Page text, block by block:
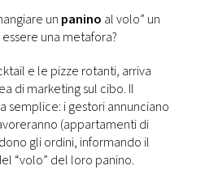
un panino al volo” un
una metafora?
e le pizze rotanti, arriva
di marketing sul cibo. Il
semplice: i gestori annunciano
(appartamenti di
gli ordini, informando il
“volo” del loro panino.